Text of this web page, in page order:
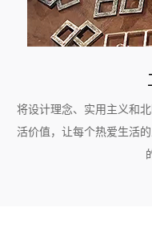
将设计理念、实用主义和
活价值，让每个热爱生活